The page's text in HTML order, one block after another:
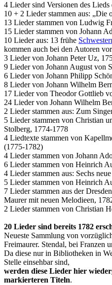
4 Lieder sind Versionen des
10 + 2 Lieder stammen aus: „Die
13 Lieder stammen von Ludwig
15 Lieder stammen von Johann
10 Lieder aus: 13 frühe
kommen auch bei den Autoren
3 Lieder von Johann Peter Uz,
9 Lieder von Johann August von
6 Lieder von Johann Philipp
8 Lieder von Johann Wilhelm
17 Lieder von Theodor Gottlieb
24 Lieder von Johann Wilhelm
2 Lieder stammen aus: Zum
5 Lieder stammen von Christian
Stolberg, 1774-1778
4 Liedtexte stammen von
(1775-1782)
4 Lieder stammen von Johann
6 Lieder stammen von Heinrich
4 Lieder stammen aus: Sechs
5 Lieder stammen von Heinrich
7 Lieder stammen aus der
Maurer mit neuen Melodieen,
2 Lieder stammen von Christian
20 Lieder sind bereits 1782
Neueste Sammlung von
Freimaurer. Stendal, bei Franzen
Da diese nur in Bibliotheken in
Stelle einsehbar sind,
werden diese Lieder hier
markierteren Titeln.